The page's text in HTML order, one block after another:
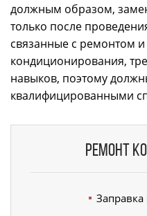
должным образом,
только после
связанные с ремонтом
кондиционирования,
навыков, поэтому
квалифицированными
Ремонт